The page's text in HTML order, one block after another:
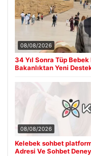
08/08/2026
34 Yıl Sonra Tüp Bebek
Bakanlıktan Yeni
08/08/2026
Kelebek sohbet
Adresi Ve Sohbet